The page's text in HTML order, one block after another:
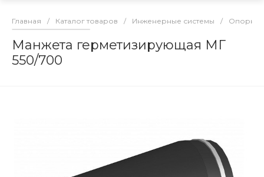
Главная / Каталог товаров / Инженерные системы / Опорно-
Манжета герметизирующая МГ
550/700